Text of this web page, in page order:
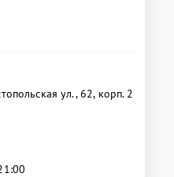
ул., 62, корп. 2